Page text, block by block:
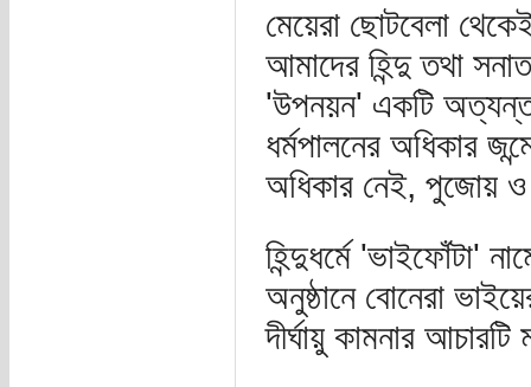
মেয়েরা ছোটবেলা
আমাদের হিন্দু তথা
'উপনয়ন' একটি অত্যন্ত
ধর্মপালনের অধিকার
অধিকার নেই, পুজোয় ও
হিন্দুধর্মে 'ভাইফোঁটা'
অনুষ্ঠানে বোনেরা
দীর্ঘায়ু কামনার